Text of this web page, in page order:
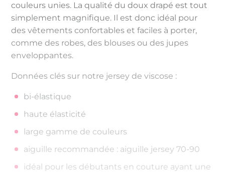
couleurs unies. La qualité du doux drapé est tout
simplement magnifique. Il est donc idéal pour
des vêtements confortables et faciles à porter,
comme des robes, des blouses ou des jupes
enveloppantes.
Données clés sur notre jersey de viscose :
bi-élastique
haute élasticité
large gamme de couleurs
aiguille recommandée : aiguille jersey 70-90
idéal pour les débutants en couture ayant une